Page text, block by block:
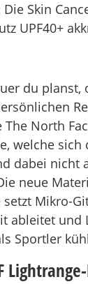
Die Skin
UPF40+
du planst,
The North
welche sich
dabei nicht
neue
Mikro-
ableitet und
Sportler